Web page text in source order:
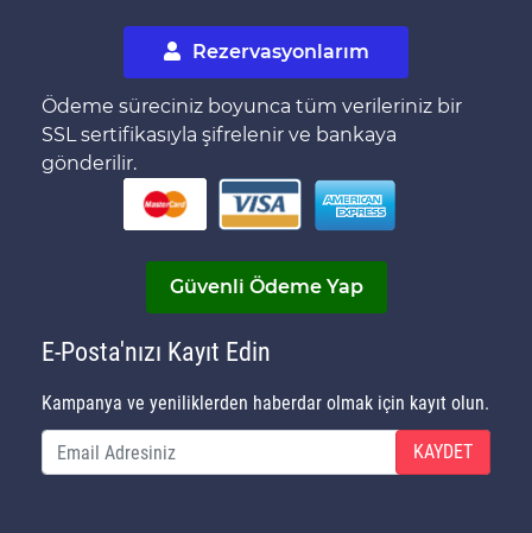
Rezervasyonlarım
Ödeme süreciniz boyunca tüm verileriniz bir
SSL sertifikasıyla şifrelenir ve bankaya
gönderilir.
Güvenli Ödeme Yap
E-Posta'nızı Kayıt Edin
Kampanya ve yeniliklerden haberdar olmak için kayıt olun.
KAYDET